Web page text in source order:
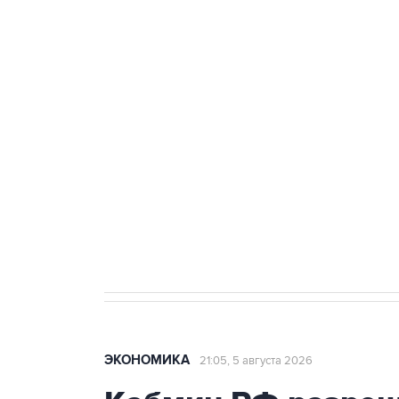
ЭКОНОМИКА 21:05, 5 августа 2026